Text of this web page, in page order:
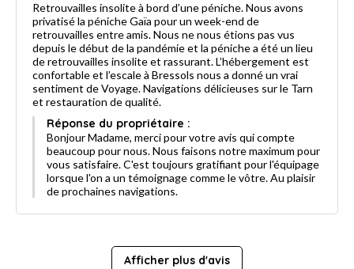
Retrouvailles insolite à bord d’une péniche. Nous avons
privatisé la péniche Gaïa pour un week-end de
retrouvailles entre amis. Nous ne nous étions pas vus
depuis le début de la pandémie et la péniche a été un lieu
de retrouvailles insolite et rassurant. L’hébergement est
confortable et l’escale à Bressols nous a donné un vrai
sentiment de Voyage. Navigations délicieuses sur le Tarn
et restauration de qualité.
Réponse du propriétaire :
Bonjour Madame, merci pour votre avis qui compte
beaucoup pour nous. Nous faisons notre maximum pour
vous satisfaire. C'est toujours gratifiant pour l'équipage
lorsque l'on a un témoignage comme le vôtre. Au plaisir
de prochaines navigations.
Afficher plus d'avis